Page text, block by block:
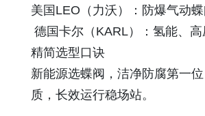
美国LEO（力沃）：防爆气动
德国卡尔（KARL）：氢能、高
精简选型口诀
新能源选蝶阀，洁净防腐第一
质，长效运行稳场站。